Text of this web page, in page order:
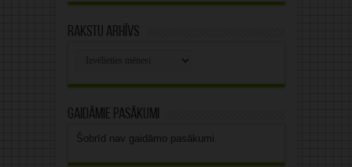
Rakstu arhīvs
Gaidāmie pasākumi
Šobrīd nav gaidāmo pasākumi.